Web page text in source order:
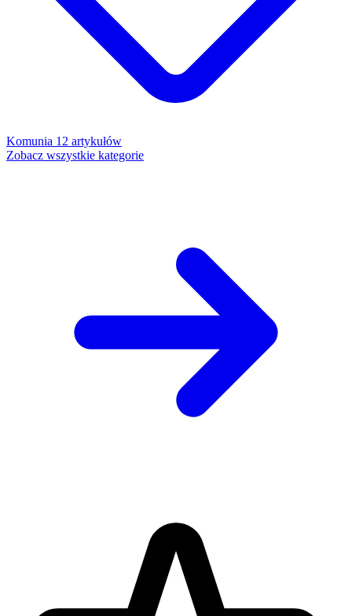
Komunia 12 artykułów
Zobacz wszystkie kategorie